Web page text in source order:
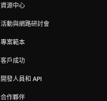
資源中心
活動與網路研討會
專案範本
客戶成功
開發人員和 API
合作夥伴